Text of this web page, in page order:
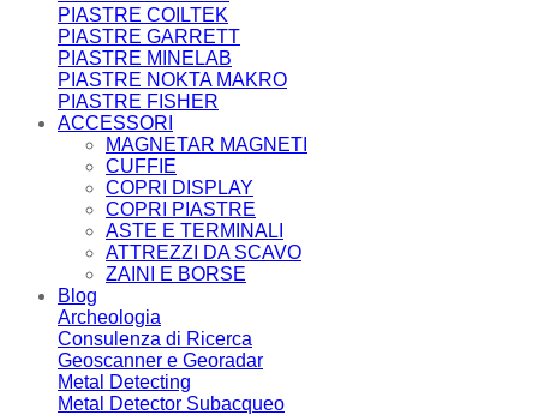
PIASTRE COILTEK
PIASTRE GARRETT
PIASTRE MINELAB
PIASTRE NOKTA MAKRO
PIASTRE FISHER
ACCESSORI
MAGNETAR MAGNETI
CUFFIE
COPRI DISPLAY
COPRI PIASTRE
ASTE E TERMINALI
ATTREZZI DA SCAVO
ZAINI E BORSE
Blog
Archeologia
Consulenza di Ricerca
Geoscanner e Georadar
Metal Detecting
Metal Detector Subacqueo